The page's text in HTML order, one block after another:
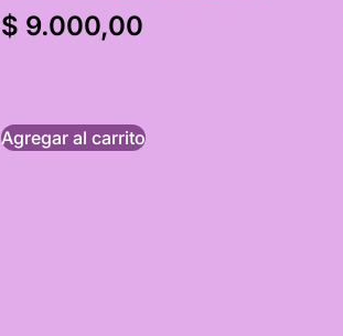
$ 9.000,00
Agregar al carrito